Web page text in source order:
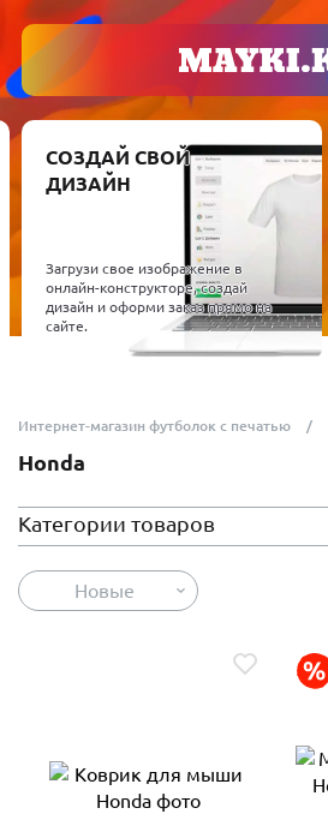
СОЗДАЙ СВОЙ
ДИЗАЙН
Загрузи свое изображение в
онлайн-конструкторе, создай
дизайн и оформи заказ прямо на
сайте.
Интернет-магазин футболок с печатью
Honda
Категории товаров
Новые